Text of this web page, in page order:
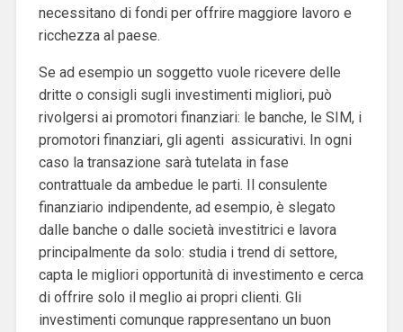
necessitano di fondi per offrire maggiore lavoro e
ricchezza al paese.
Se ad esempio un soggetto vuole ricevere delle
dritte o consigli sugli investimenti migliori, può
rivolgersi ai promotori finanziari: le banche, le SIM, i
promotori finanziari, gli agenti assicurativi. In ogni
caso la transazione sarà tutelata in fase
contrattuale da ambedue le parti. Il consulente
finanziario indipendente, ad esempio, è slegato
dalle banche o dalle società investitrici e lavora
principalmente da solo: studia i trend di settore,
capta le migliori opportunità di investimento e cerca
di offrire solo il meglio ai propri clienti. Gli
investimenti comunque rappresentano un buon